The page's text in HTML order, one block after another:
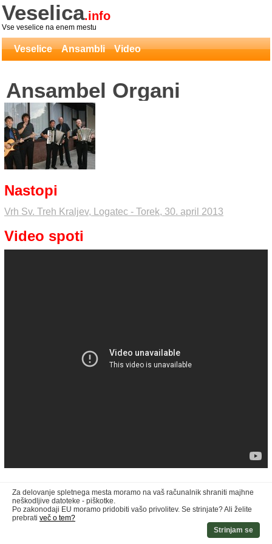
Veselica.info
Vse veselice na enem mestu
Veselice Ansambli Video
Ansambel Organi
Nastopi
Vrh Sv. Treh Kraljev, Logatec - Torek, 30. april 2013
Video spoti
Za delovanje spletnega mesta moramo na vaš računalnik shraniti majhne
neškodljive datoteke - piškotke.
Po zakonodaji EU moramo pridobiti vašo privolitev. Se strinjate? Ali želite
prebrati več o tem?
Strinjam se